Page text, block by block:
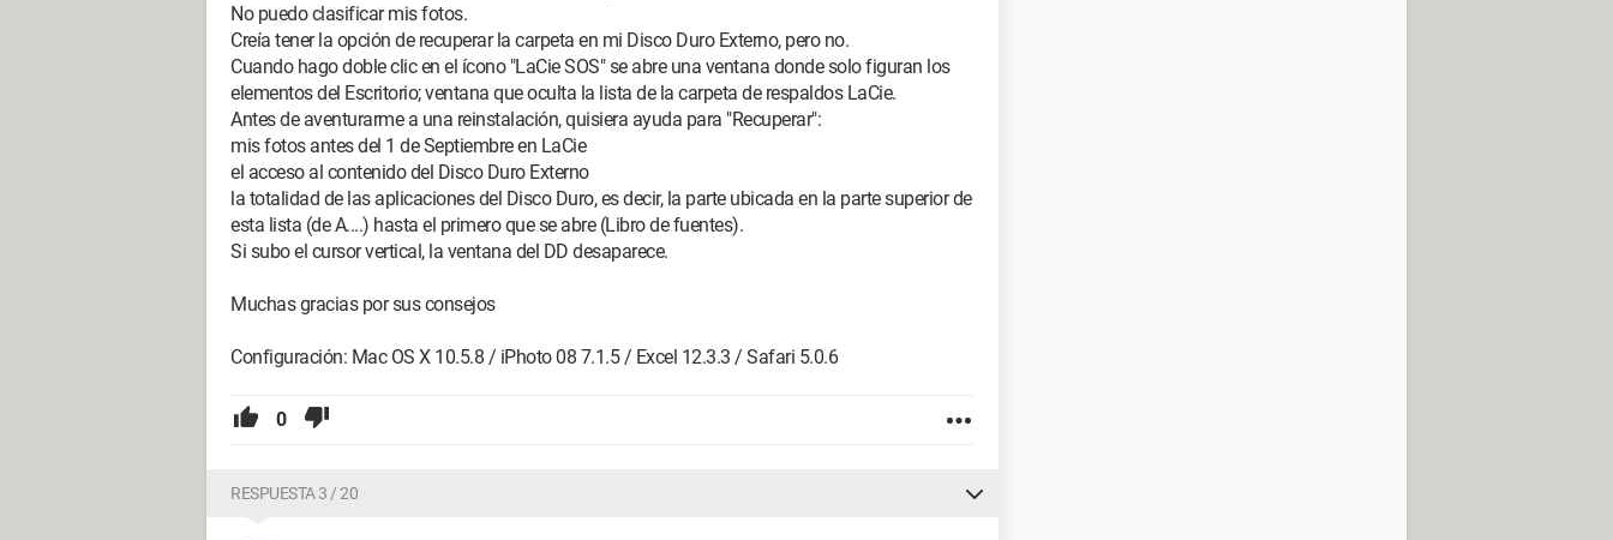
No puedo clasificar mis fotos.
Creía tener la opción de recuperar la carpeta en mi Disco Duro Externo, pero no.
Cuando hago doble clic en el ícono "LaCie SOS" se abre una ventana donde solo figuran los
elementos del Escritorio; ventana que oculta la lista de la carpeta de respaldos LaCie.
Antes de aventurarme a una reinstalación, quisiera ayuda para "Recuperar":
mis fotos antes del 1 de Septiembre en LaCie
el acceso al contenido del Disco Duro Externo
la totalidad de las aplicaciones del Disco Duro, es decir, la parte ubicada en la parte superior de
esta lista (de A....) hasta el primero que se abre (Libro de fuentes).
Si subo el cursor vertical, la ventana del DD desaparece.
Muchas gracias por sus consejos
Configuración: Mac OS X 10.5.8 / iPhoto 08 7.1.5 / Excel 12.3.3 / Safari 5.0.6
0
RESPUESTA 3 / 20